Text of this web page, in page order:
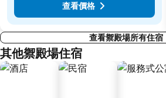
查看價格
查看禦殿場所有住宿
其他禦殿場住宿